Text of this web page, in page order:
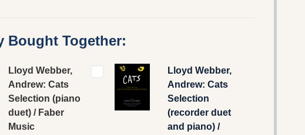
Bought Together:
Lloyd Webber,
Andrew: Cats
Selection (piano
duet) / Faber
Music
Lloyd Webber,
Andrew: Cats
Selection
(recorder duet
and piano) /